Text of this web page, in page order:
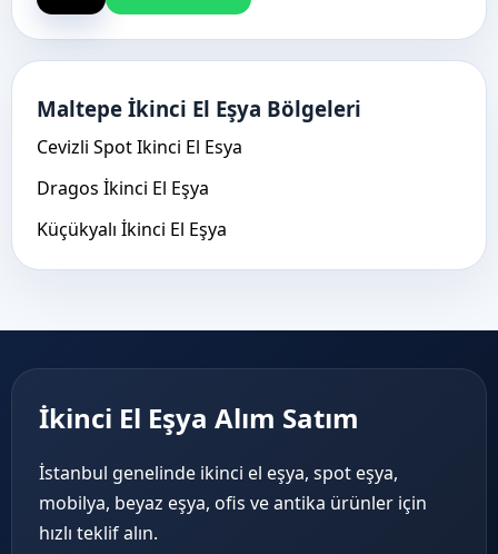
Maltepe İkinci El Eşya Bölgeleri
Cevizli Spot Ikinci El Esya
Dragos İkinci El Eşya
Küçükyalı İkinci El Eşya
İkinci El Eşya Alım Satım
İstanbul genelinde ikinci el eşya, spot eşya,
mobilya, beyaz eşya, ofis ve antika ürünler için
hızlı teklif alın.